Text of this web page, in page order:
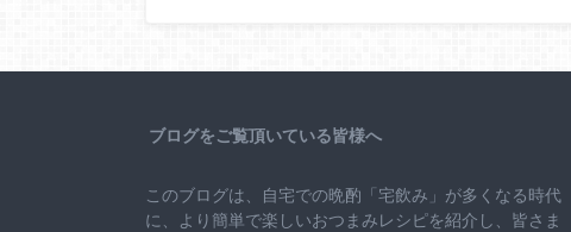
ブログをご覧頂いている皆様へ
このブログは、自宅での晩酌「宅飲み」が多くなる時代
に、より簡単で楽しいおつまみレシピを紹介し、皆さま